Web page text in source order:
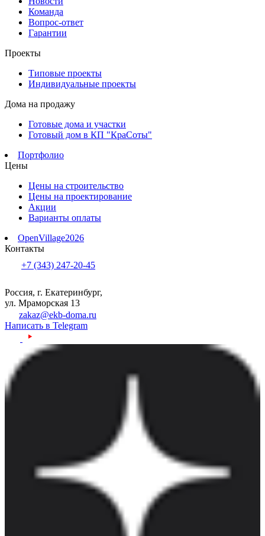
Команда
Вопрос-ответ
Гарантии
Проекты
Типовые проекты
Индивидуальные проекты
Дома на продажу
Готовые дома и участки
Готовый дом в КП "КраСоты"
Портфолио
Цены
Цены на строительство
Цены на проектирование
Акции
Варианты оплаты
OpenVillage2026
Контакты
+7 (343) 247-20-45
Россия, г. Екатеринбург,
ул. Мраморская 13
zakaz@ekb-doma.ru
Написать в Telegram